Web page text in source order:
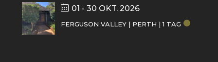
01 - 30 OKT. 2026
FERGUSON VALLEY | PERTH | 1 TAG